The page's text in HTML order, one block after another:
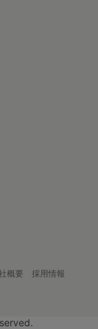
概要
採用情報